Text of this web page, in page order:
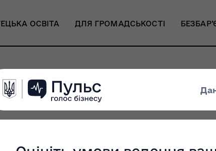
ОСВІТА ДЛЯ ГРОМАДСЬКОСТІ
Одеського